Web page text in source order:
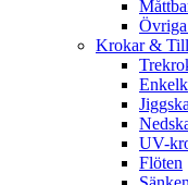
Krokar &
UV-
Flöten